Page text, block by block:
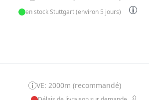
en stock Stuttgart (environ 5 jours)
VE: 2000m (recommandé)